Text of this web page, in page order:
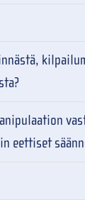
eettiset